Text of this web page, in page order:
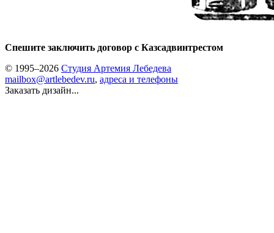
Спешите заключить договор с Казсадвинтрестом
© 1995–2026 Студия Артемия Лебедева
mailbox@artlebedev.ru, адреса и телефоны
Заказать дизайн...